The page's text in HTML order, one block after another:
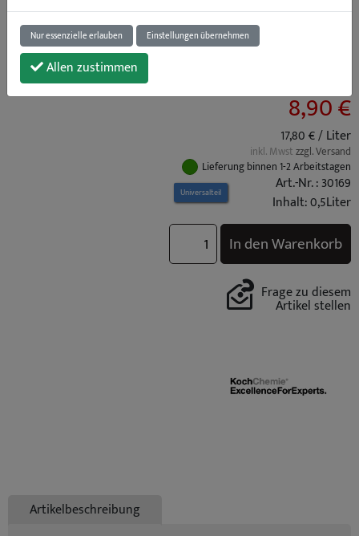
8,90 €
17,80 € / Liter
inkl. Mwstzzgl. Versand
Lieferung binnen 1-2 Arbeitstagen
Universalteil
Art.-Nr. : 30169
Inhalt: 0,5Liter
In den Warenkorb
Frage zu diesem
Artikel stellen
Artikelbeschreibung
Nur essenzielle erlauben Einstellungen übernehmen
Allen zustimmen